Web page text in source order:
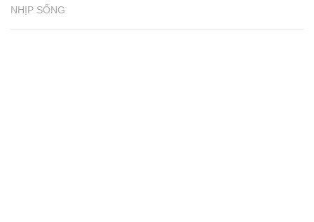
NHỊP SỐNG